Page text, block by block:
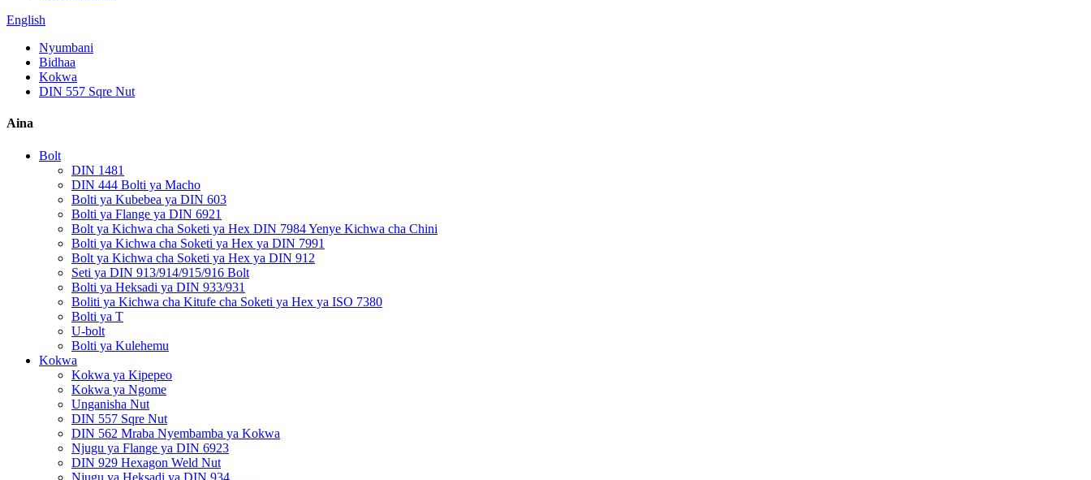
English
Nyumbani
Bidhaa
Kokwa
DIN 557 Sqre Nut
Aina
Bolt
DIN 1481
DIN 444 Bolti ya Macho
Bolti ya Kubebea ya DIN 603
Bolti ya Flange ya DIN 6921
Bolt ya Kichwa cha Soketi ya Hex DIN 7984 Yenye Kichwa cha Chini
Bolti ya Kichwa cha Soketi ya Hex ya DIN 7991
Bolt ya Kichwa cha Soketi ya Hex ya DIN 912
Seti ya DIN 913/914/915/916 Bolt
Bolti ya Heksadi ya DIN 933/931
Boliti ya Kichwa cha Kitufe cha Soketi ya Hex ya ISO 7380
Bolti ya T
U-bolt
Bolti ya Kulehemu
Kokwa
Kokwa ya Kipepeo
Kokwa ya Ngome
Unganisha Nut
DIN 557 Sqre Nut
DIN 562 Mraba Nyembamba ya Kokwa
Njugu ya Flange ya DIN 6923
DIN 929 Hexagon Weld Nut
Njugu ya Heksadi ya DIN 934